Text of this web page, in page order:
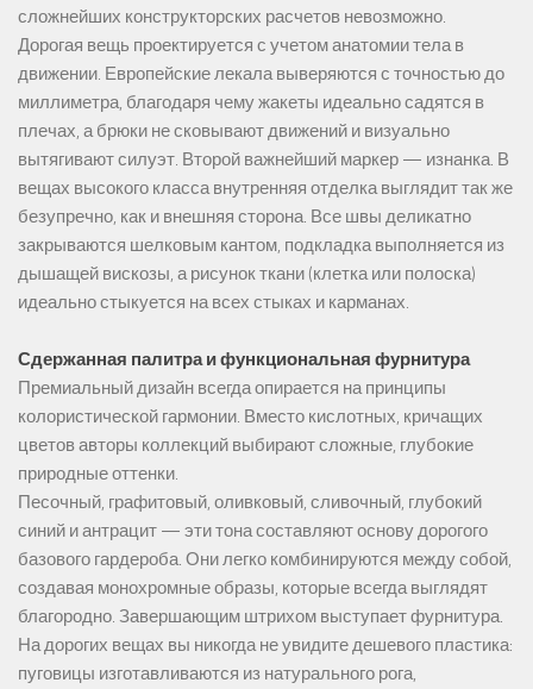
сложнейших конструкторских расчетов невозможно.
Дорогая вещь проектируется с учетом анатомии тела в
движении. Европейские лекала выверяются с точностью до
миллиметра, благодаря чему жакеты идеально садятся в
плечах, а брюки не сковывают движений и визуально
вытягивают силуэт. Второй важнейший маркер — изнанка. В
вещах высокого класса внутренняя отделка выглядит так же
безупречно, как и внешняя сторона. Все швы деликатно
закрываются шелковым кантом, подкладка выполняется из
дышащей вискозы, а рисунок ткани (клетка или полоска)
идеально стыкуется на всех стыках и карманах.
Сдержанная палитра и функциональная фурнитура
Премиальный дизайн всегда опирается на принципы
колористической гармонии. Вместо кислотных, кричащих
цветов авторы коллекций выбирают сложные, глубокие
природные оттенки.
Песочный, графитовый, оливковый, сливочный, глубокий
синий и антрацит — эти тона составляют основу дорогого
базового гардероба. Они легко комбинируются между собой,
создавая монохромные образы, которые всегда выглядят
благородно. Завершающим штрихом выступает фурнитура.
На дорогих вещах вы никогда не увидите дешевого пластика:
пуговицы изготавливаются из натурального рога,